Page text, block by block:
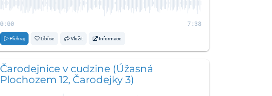
0:00 7:38
Přehraj Líbí se Vložit Informace
Čarodejnice v cudzine (Úžasná
Plochozem 12, Čarodejky 3)